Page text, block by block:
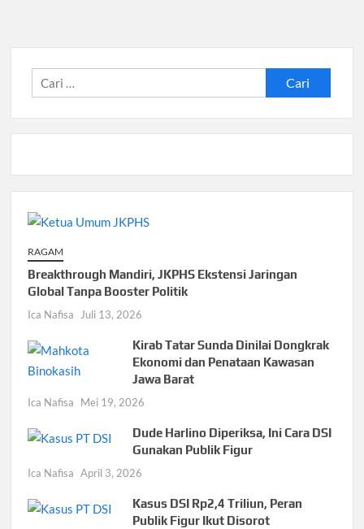
Cari
untuk:
RAGAM
Breakthrough Mandiri, JKPHS Ekstensi Jaringan
Global Tanpa Booster Politik
Ica Nafisa Juli 13, 2026
Kirab Tatar Sunda Dinilai Dongkrak
Ekonomi dan Penataan Kawasan
Jawa Barat
Ica Nafisa Mei 19, 2026
Dude Harlino Diperiksa, Ini Cara DSI
Gunakan Publik Figur
Ica Nafisa April 3, 2026
Kasus DSI Rp2,4 Triliun, Peran
Publik Figur Ikut Disorot